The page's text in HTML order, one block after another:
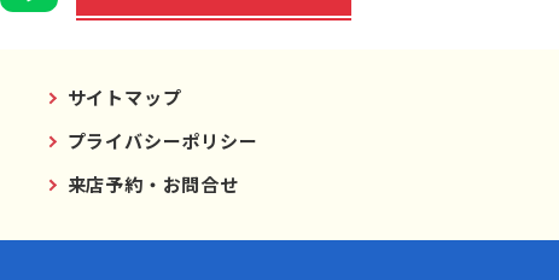
サイトマップ
プライバシーポリシー
来店予約・お問合せ